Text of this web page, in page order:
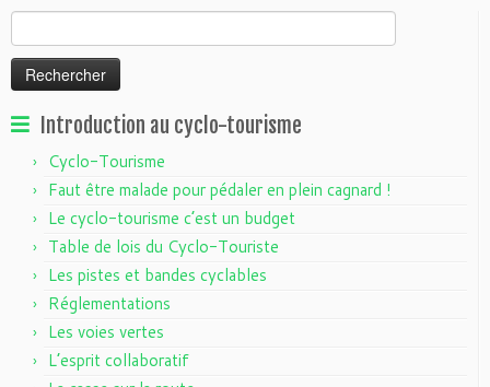
Introduction au cyclo-tourisme
Cyclo-Tourisme
Faut être malade pour pédaler en plein cagnard !
Le cyclo-tourisme c’est un budget
Table de lois du Cyclo-Touriste
Les pistes et bandes cyclables
Réglementations
Les voies vertes
L’esprit collaboratif